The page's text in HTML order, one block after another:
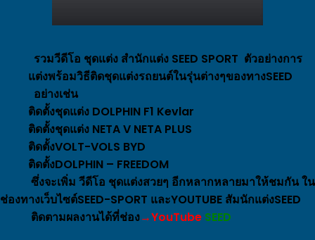
รวมวีดีโอ ชุดแต่ง สำนักแต่ง SEED SPORT ตัวอย่างการ
แต่งพร้อมวิธีติดชุดแต่งรถยนต์ในรุ่นต่างๆของทางSEED
อย่างเช่น
ติดตั้งชุดแต่ง DOLPHIN F1 Kevlar
ติดตั้งชุดแต่ง NETA V NETA PLUS
ติดตั้งVOLT-VOLS BYD
ติดตั้งDOLPHIN – FREEDOM
ซึ่งจะเพิ่ม วีดีโอ ชุดแต่งสวยๆ อีกหลากหลายมาให้ชมกัน ใน
ช่องทางเว็บไซต์SEED-SPORT และYOUTUBE สัมนักแต่งSEED
ติดตามผลงานได้ที่ช่อง→YouTube SEED